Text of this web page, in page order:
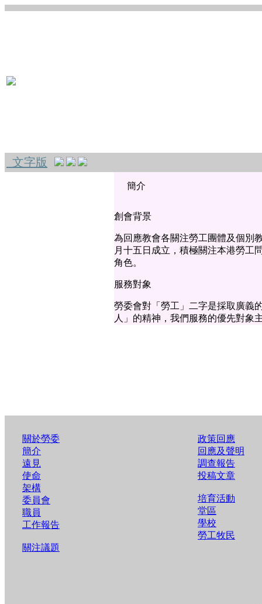
文字版
簡介
創會背景
為回應教會各關注勞工團體及個別
月十五日成立，積極關注本港勞工
角色。
服務對象
勞委會對「勞工」二字是採取廣義
人」的精神，我們服務的優先對象
關於勞委
簡介
遠見
使命
架構
委員會
職員
工作報告
關注議題
政策回應
回應及聲明
調查報告
投稿文章
培育活動
堂區
學校
勞工牧民